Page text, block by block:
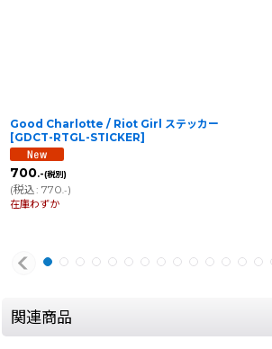
Good Charlotte / Riot Girl ステッカー
[GDCT-RTGL-STICKER]
700.-(税別)
(税込: 770.-)
在庫わずか
関連商品